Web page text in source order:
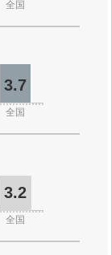
全国
3.7
全国
3.2
全国